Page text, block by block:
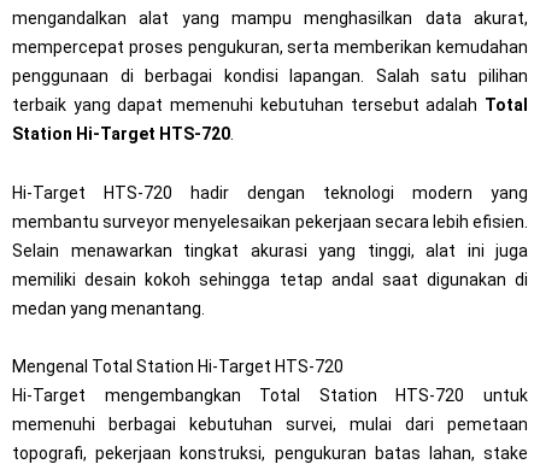
mengandalkan alat yang mampu menghasilkan data akurat,
mempercepat proses pengukuran, serta memberikan kemudahan
penggunaan di berbagai kondisi lapangan. Salah satu pilihan
terbaik yang dapat memenuhi kebutuhan tersebut adalah Total
Station Hi-Target HTS-720
Hi-Target HTS-720 hadir dengan teknologi modern yang
membantu surveyor menyelesaikan pekerjaan secara lebih efisien.
Selain menawarkan tingkat akurasi yang tinggi, alat ini juga
memiliki desain kokoh sehingga tetap andal saat digunakan di
medan yang menantang.
Mengenal Total Station Hi-Target HTS-720
Hi-Target mengembangkan Total Station HTS-720 untuk
memenuhi berbagai kebutuhan survei, mulai dari pemetaan
topografi, pekerjaan konstruksi, pengukuran batas lahan, stake